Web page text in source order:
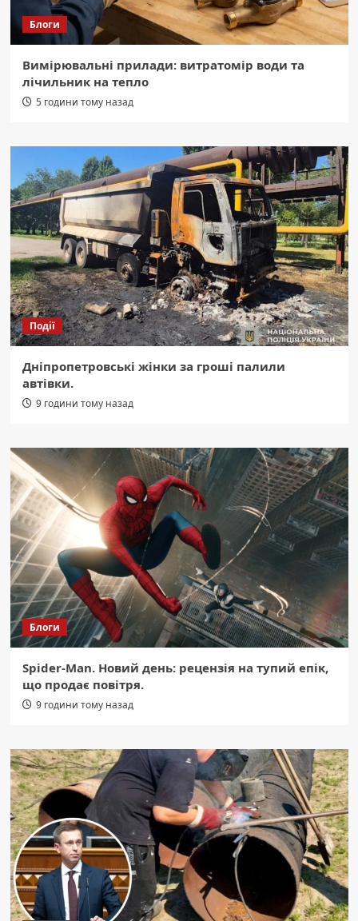
Блоги
Вимірювальні прилади: витратомір води та
лічильник на тепло
5 години тому назад
Події
Дніпропетровські жінки за гроші палили
автівки.
9 години тому назад
Блоги
Spider-Man. Новий день: рецензія на тупий епік,
що продає повітря.
9 години тому назад